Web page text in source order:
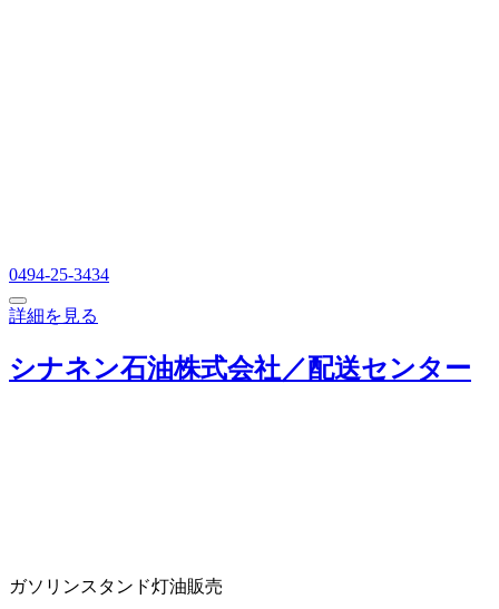
0494-25-3434
詳細を見る
シナネン石油株式会社／配送センター
ガソリンスタンド灯油販売